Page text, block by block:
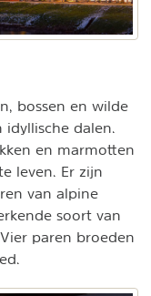
bossen en wilde
dalen.
en marmotten
leven. Er zijn
van alpine
soort van
paren broeden